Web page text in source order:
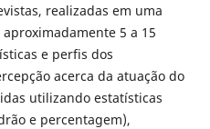
realizadas em uma
5 a 15
e perfis dos
acerca da atuação do
utilizando estatísticas
e percentagem),